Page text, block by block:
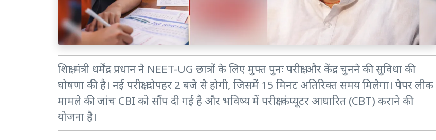
शिक्षा मंत्री धर्मेंद्र प्रधान ने NEET-UG छात्रों के लिए मुफ्त पुनः परीक्षा और केंद्र चुनने की सुविधा की
घोषणा की है। नई परीक्षा दोपहर 2 बजे से होगी, जिसमें 15 मिनट अतिरिक्त समय मिलेगा। पेपर लीक
मामले की जांच CBI को सौंप दी गई है और भविष्य में परीक्षा कंप्यूटर आधारित (CBT) कराने की
योजना है।